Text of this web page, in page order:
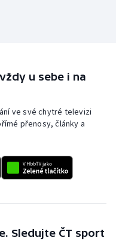
u sebe i na
ve své chytré televizi
přenosy, články a
Sledujte ČT sport